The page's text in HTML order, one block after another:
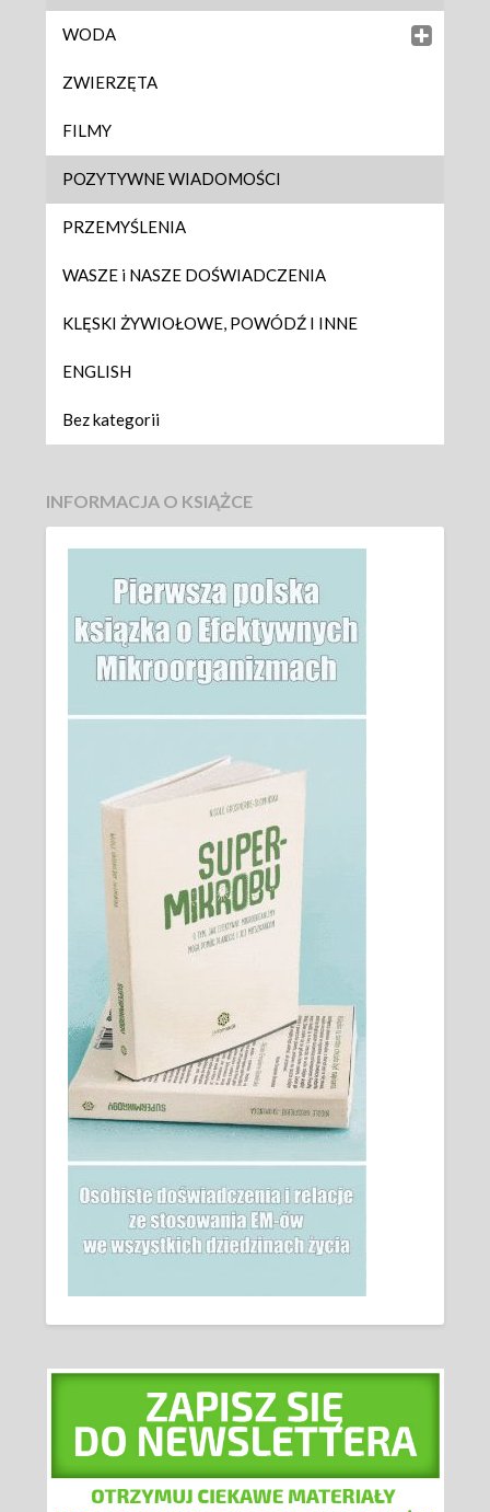
WODA
ZWIERZĘTA
FILMY
POZYTYWNE WIADOMOŚCI
PRZEMYŚLENIA
WASZE i NASZE DOŚWIADCZENIA
KLĘSKI ŻYWIOŁOWE, POWÓDŹ I INNE
ENGLISH
Bez kategorii
INFORMACJA O KSIĄŻCE